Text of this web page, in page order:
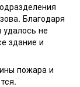
Благодаря
не
здание и
пожара и